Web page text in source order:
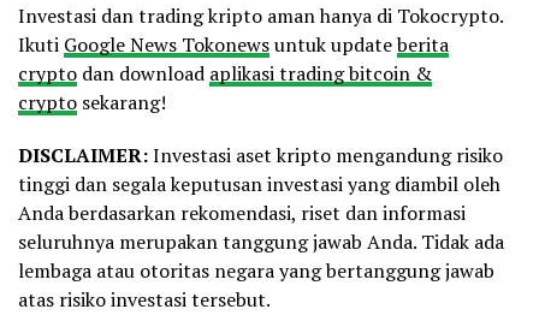
Investasi dan trading kripto aman hanya di Tokocrypto.
Ikuti Google News Tokonewsuntuk updateberita
crypto dan download aplikasi trading bitcoin &
crypto sekarang!
DISCLAIMER:Investasi aset kripto mengandung risiko
tinggi dan segala keputusan investasi yang diambil oleh
Anda berdasarkan rekomendasi, riset dan informasi
seluruhnya merupakan tanggung jawab Anda. Tidak ada
lembaga atau otoritas negara yang bertanggung jawab
atas risiko investasi tersebut.